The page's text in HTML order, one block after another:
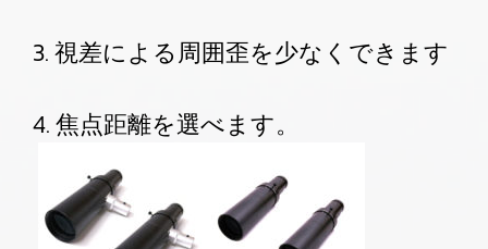
3. 視差による周囲歪を少なくできます
4. 焦点距離を選べます。